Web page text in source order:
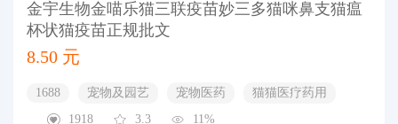
金宇生物金喵乐猫三联疫苗妙三多猫咪鼻支猫瘟
杯状猫疫苗正规批文
8.50 元
1688 宠物及园艺 宠物医药
猫猫医疗药用
1918
3.3 11%